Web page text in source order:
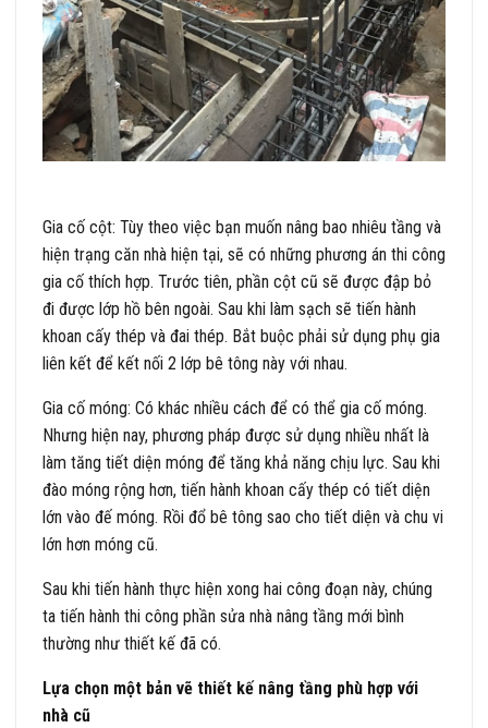
Gia cố cột: Tùy theo việc bạn muốn nâng bao nhiêu tầng và
hiện trạng căn nhà hiện tại, sẽ có những phương án thi công
gia cố thích hợp. Trước tiên, phần cột cũ sẽ được đập bỏ
đi được lớp hồ bên ngoài. Sau khi làm sạch sẽ tiến hành
khoan cấy thép và đai thép. Bắt buộc phải sử dụng phụ gia
liên kết để kết nối 2 lớp bê tông này với nhau.
Gia cố móng: Có khác nhiều cách để có thể gia cố móng.
Nhưng hiện nay, phương pháp được sử dụng nhiều nhất là
làm tăng tiết diện móng để tăng khả năng chịu lực. Sau khi
đào móng rộng hơn, tiến hành khoan cấy thép có tiết diện
lớn vào đế móng. Rồi đổ bê tông sao cho tiết diện và chu vi
lớn hơn móng cũ.
Sau khi tiến hành thực hiện xong hai công đoạn này, chúng
ta tiến hành thi công phần sửa nhà nâng tầng mới bình
thường như thiết kế đã có.
Lựa chọn một bản vẽ thiết kế nâng tầng phù hợp với
nhà cũ